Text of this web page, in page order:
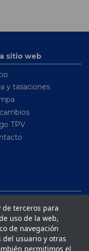
sitio web
y tasaciones
TPV
de terceros para
uso de la web,
de navegación
usuario y otras
permitimos el